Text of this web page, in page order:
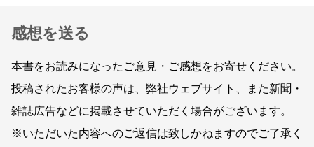
感想を送る
本書をお読みになったご意見・ご感想をお寄せください。
投稿されたお客様の声は、弊社ウェブサイト、また新聞・
雑誌広告などに掲載させていただく場合がございます。
※いただいた内容へのご返信は致しかねますのでご了承く